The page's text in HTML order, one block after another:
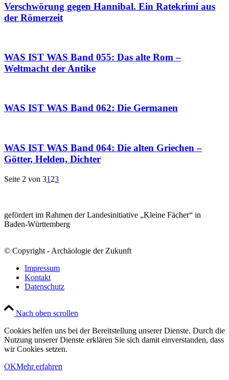
Verschwörung gegen Hannibal. Ein Ratekrimi aus
der Römerzeit
WAS IST WAS Band 055: Das alte Rom –
Weltmacht der Antike
WAS IST WAS Band 062: Die Germanen
WAS IST WAS Band 064: Die alten Griechen –
Götter, Helden, Dichter
Seite 2 von 31 23
gefördert im Rahmen der Landesinitiative „Kleine Fächer“ in
Baden-Württemberg
© Copyright - Archäologie der Zukunft
Impressum
Kontakt
Datenschutz
Nach oben scrollen
Cookies helfen uns bei der Bereitstellung unserer Dienste. Durch die
Nutzung unserer Dienste erklären Sie sich damit einverstanden, dass
wir Cookies setzen.
OKMehr erfahren